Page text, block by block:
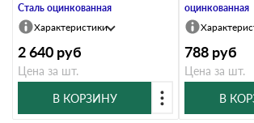
Сталь оцинкованная
Характеристики
2 640 руб
Цена за шт.
В КОРЗИНУ
оцинкованная
788 руб
Цена за шт.
В